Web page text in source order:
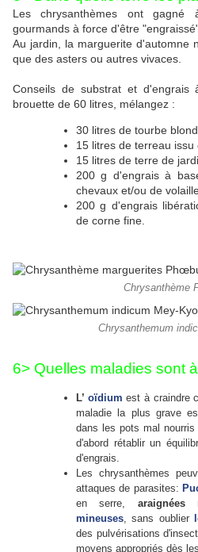
Les chrysanthèmes ont
gourmands à force d'être
Au jardin, la marguerite d'automne
que des asters ou autres vivaces.
Conseils de substrat et d'engrais
brouette de 60 litres, mélangez :
30 litres de tourbe
15 litres de terreau
15 litres de terre de
200 g d'engrais à
chevaux et/ou de
200 g d'engrais
de corne fine.
Chrysanthème
Chrysanthemum
6> Quelles maladies sont
L’ oïdium est à craindre
maladie la plus grave
dans les pots mal nourris
d'abord rétablir un
d'engrais.
Les chrysanthèmes
attaques de parasites:
en serre, araignées
mineuses , sans oublier
des pulvérisations
moyens appropriés dès